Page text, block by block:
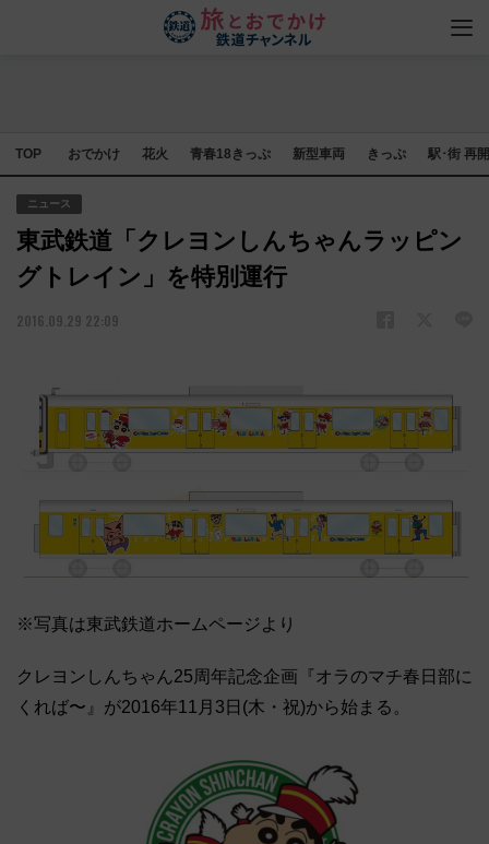
TOP おでかけ 花火 青春18きっぷ 新型車両 きっぷ 駅･街 再
ニュース
東武鉄道「クレヨンしんちゃんラッピン
グトレイン」を特別運行
2016.09.29 22:09
※写真は東武鉄道ホームページより
クレヨンしんちゃん25周年記念企画『オラのマチ春日部に
くれば〜』が2016年11月3日(木・祝)から始まる。